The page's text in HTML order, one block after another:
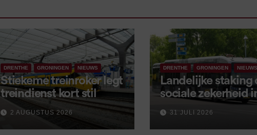
DRENTHE GRONINGEN NIEUWS
Stiekeme treinroker legt
treindienst kort stil
2 AUGUSTUS 2026
DRENTHE GRONINGEN NIEUWS
Landelijke staking
sociale zekerheid
aangekondigd
september
31 JULI 2026